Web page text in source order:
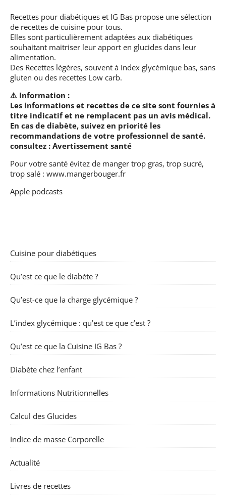
Recettes pour diabétiques et IG Bas propose une sélection
de recettes de cuisine pour tous.
Elles sont particulièrement adaptées aux diabétiques
souhaitant maitriser leur apport en glucides dans leur
alimentation.
Des Recettes légères, souvent à Index glycémique bas, sans
gluten ou des recettes Low carb.
⚠️ Information :
Les informations et recettes de ce site sont fournies à
titre indicatif et ne remplacent pas un avis médical.
En cas de diabète, suivez en priorité les
recommandations de votre professionnel de santé.
consultez : Avertissement santé
Pour votre santé évitez de manger trop gras, trop sucré,
trop salé : www.mangerbouger.fr
Apple podcasts
Cuisine pour diabétiques
Qu’est ce que le diabète ?
Qu’est-ce que la charge glycémique ?
L’index glycémique : qu’est ce que c’est ?
Qu’est ce que la Cuisine IG Bas ?
Diabète chez l’enfant
Informations Nutritionnelles
Calcul des Glucides
Indice de masse Corporelle
Actualité
Livres de recettes